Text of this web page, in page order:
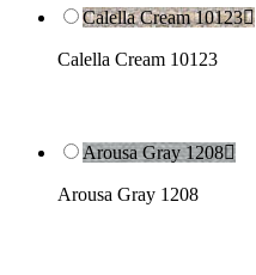
Calella Cream 10123
Calella Cream 10123
Arousa Gray 1208
Arousa Gray 1208